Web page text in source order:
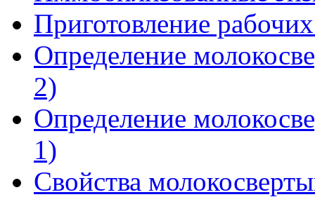
Приготовление
Определение
2)
Определение
1)
Свойства